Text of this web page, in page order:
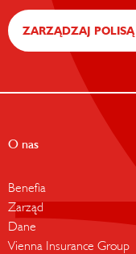
ZARZĄDZAJ POLISĄ
O nas
Benefia
Zarząd
Dane
Vienna Insurance Group